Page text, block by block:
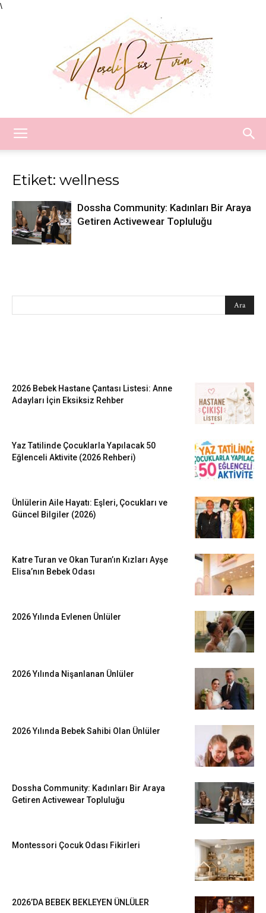
\
Etiket: wellness
Dossha Community: Kadınları Bir Araya
Getiren Activewear Topluluğu
2026 Bebek Hastane Çantası Listesi: Anne
Adayları İçin Eksiksiz Rehber
Yaz Tatilinde Çocuklarla Yapılacak 50
Eğlenceli Aktivite (2026 Rehberi)
Ünlülerin Aile Hayatı: Eşleri, Çocukları ve
Güncel Bilgiler (2026)
Katre Turan ve Okan Turan’ın Kızları Ayşe
Elisa’nın Bebek Odası
2026 Yılında Evlenen Ünlüler
2026 Yılında Nişanlanan Ünlüler
2026 Yılında Bebek Sahibi Olan Ünlüler
Dossha Community: Kadınları Bir Araya
Getiren Activewear Topluluğu
Montessori Çocuk Odası Fikirleri
2026’DA BEBEK BEKLEYEN ÜNLÜLER